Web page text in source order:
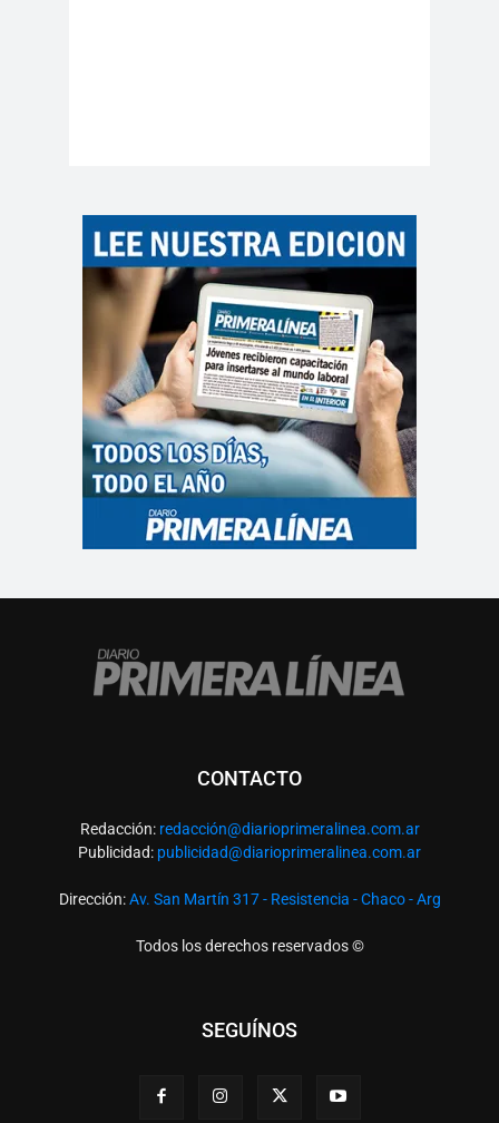
CONTACTO
Redacción: redacción@diarioprimeralinea.com.ar
Publicidad: publicidad@diarioprimeralinea.com.ar
Dirección:Av. San Martín 317 - Resistencia - Chaco - Arg
Todos los derechos reservados ©
SEGUÍNOS